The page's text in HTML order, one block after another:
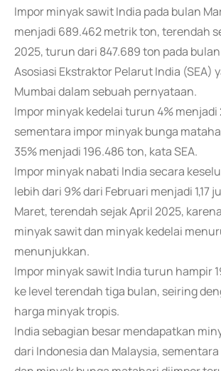
Impor minyak sawit India pada bulan
menjadi 689.462 metrik ton, terendah
2025, turun dari 847.689 ton pada
Asosiasi Ekstraktor Pelarut India (SEA)
Mumbai dalam sebuah pernyataan.
Impor minyak kedelai turun 4% menjadi
sementara impor minyak bunga
35% menjadi 196.486 ton, kata SEA.
Impor minyak nabati India secara
lebih dari 9% dari Februari menjadi 1,17
Maret, terendah sejak April 2025,
minyak sawit dan minyak kedelai
menunjukkan.
Impor minyak sawit India turun hampir
ke level terendah tiga bulan, seiring
harga minyak tropis.
India sebagian besar mendapatkan
dari Indonesia dan Malaysia,